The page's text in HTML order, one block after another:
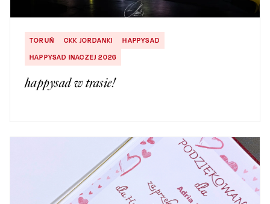
TORUŃ CKK JORDANKI
HAPPYSAD
HAPPYSAD INACZEJ 2026
happysad w trasie!